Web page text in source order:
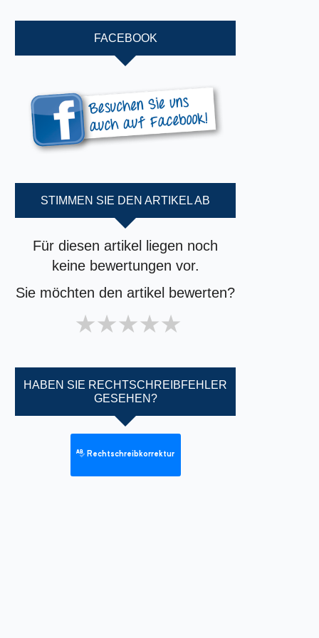
FACEBOOK
STIMMEN SIE DEN ARTIKEL AB
Für diesen artikel liegen noch
keine bewertungen vor.
Sie möchten den artikel bewerten?
4 stars
3 stars
2 stars
1 star
HABEN SIE RECHTSCHREIBFEHLER
GESEHEN?
Rechtschreibkorrektur